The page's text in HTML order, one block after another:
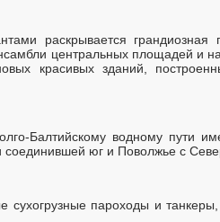
раскрывается
центральных площадей и
красивых зданий,
Балтийскому водному пути
соединившей юг и Поволжье с
сухогрузные пароходы и